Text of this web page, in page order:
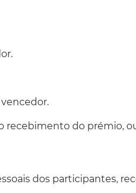
recebimento do prémio,
dos participantes,